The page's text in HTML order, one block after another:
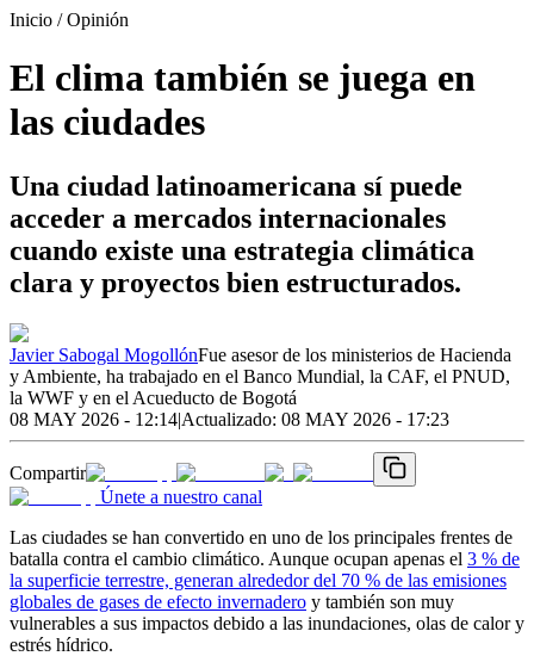
Inicio / Opinión
El clima también se juega en
las ciudades
Una ciudad latinoamericana sí puede
acceder a mercados internacionales
cuando existe una estrategia climática
clara y proyectos bien estructurados.
Javier Sabogal MogollónFue asesor de los ministerios de Hacienda
y Ambiente, ha trabajado en el Banco Mundial, la CAF, el PNUD,
la WWF y en el Acueducto de Bogotá
08 MAY 2026 - 12:14|Actualizado: 08 MAY 2026 - 17:23
Compartir
Únete a nuestro canal
Las ciudades se han convertido en uno de los principales frentes de
batalla contra el cambio climático. Aunque ocupan apenas el 3 % de
la superficie terrestre, generan alrededor del 70 % de las emisiones
globales de gases de efecto invernadero y también son muy
vulnerables a sus impactos debido a las inundaciones, olas de calor y
estrés hídrico.